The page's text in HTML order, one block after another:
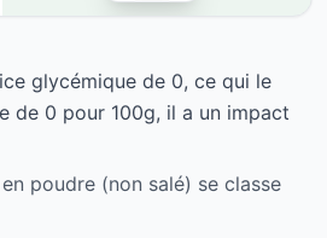
glycémique de 0, ce qui le
de 0 pour 100g, il a un impact
poudre (non salé) se classe